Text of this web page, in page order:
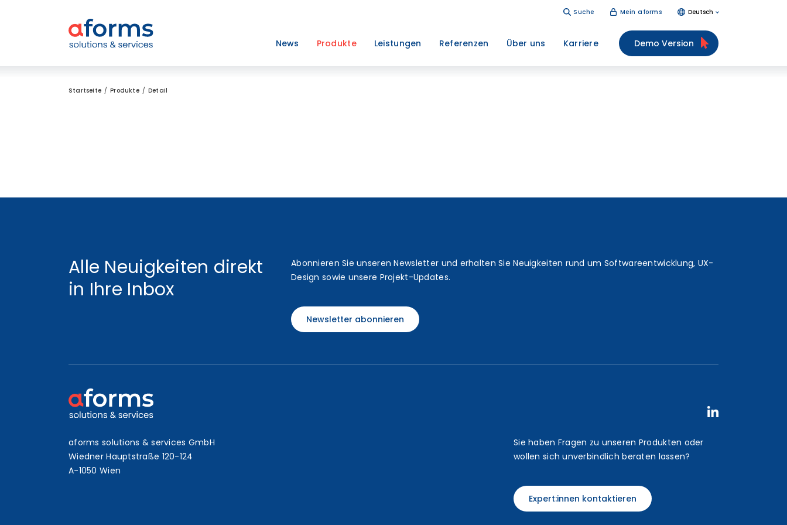
Suche Mein aforms Deutsch
News Produkte Leistungen Referenzen Über uns Karriere Demo Version
Startseite Produkte Detail
Alle Neuigkeiten direkt
in Ihre Inbox
Abonnieren Sie unseren Newsletter und erhalten Sie Neuigkeiten rund um Softwareentwicklung, UX-
Design sowie unsere Projekt-Updates.
Newsletter abonnieren
aforms solutions & services GmbH
Wiedner Hauptstraße 120-124
A-1050 Wien
Sie haben Fragen zu unseren Produkten oder
wollen sich unverbindlich beraten lassen?
Expert:innen kontaktieren